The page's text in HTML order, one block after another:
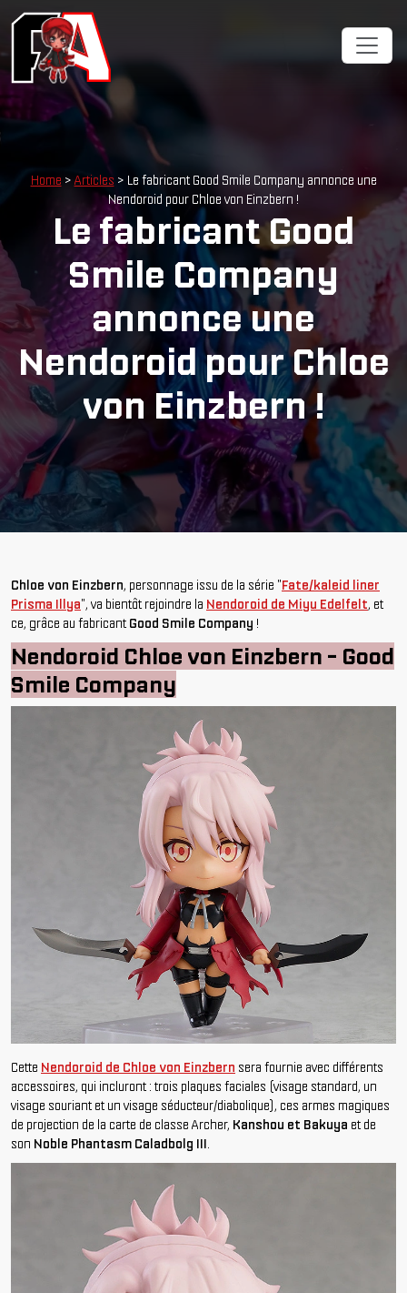
Home > Articles > Le fabricant Good Smile Company annonce une
Nendoroid pour Chloe von Einzbern !
Le fabricant Good
Smile Company
annonce une
Nendoroid pour Chloe
von Einzbern !
Chloe von Einzbern, personnage issu de la série "Fate/kaleid liner
Prisma Illya", va bientôt rejoindre la Nendoroid de Miyu Edelfelt, et
ce, grâce au fabricant Good Smile Company !
Nendoroid Chloe von Einzbern - Good
Smile Company
Cette Nendoroid de Chloe von Einzbern sera fournie avec différents
accessoires, qui incluront : trois plaques faciales (visage standard, un
visage souriant et un visage séducteur/diabolique), ces armes magiques
de projection de la carte de classe Archer, Kanshou et Bakuya et de
son Noble Phantasm Caladbolg III.